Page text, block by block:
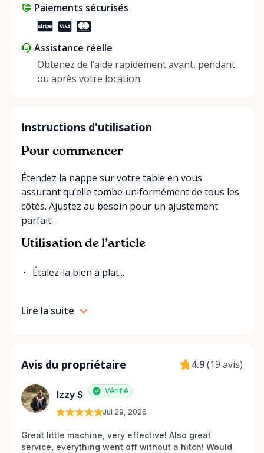
Paiements sécurisés
Assistance réelle
Obtenez de l’aide rapidement avant, pendant
ou après votre location.
Instructions d'utilisation
Pour commencer
Étendez la nappe sur votre table en vous
assurant qu’elle tombe uniformément de tous les
côtés. Ajustez au besoin pour un ajustement
parfait.
Utilisation de l’article
Étalez-la bien à plat...
Lire la suite
Avis du propriétaire 4.9(19 avis)
Izzy S Vérifié
Jul 29, 2026
Great little machine, very effective! Also great
service, everything went off without a hitch! Would